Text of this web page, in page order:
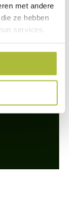
met andere
ze hebben
services.